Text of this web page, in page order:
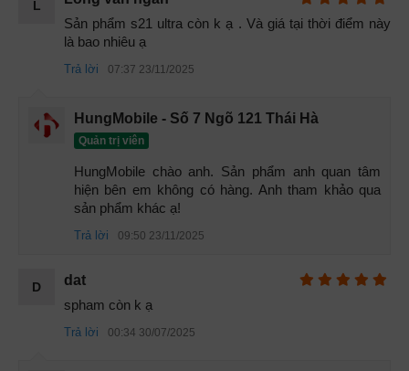
Cụm mô đun phía sau
Một thiết kế khá ngớ ngẩn chính là loa thoại bên phải và
khay sim bên trái. Điều này sẽ dễ gây sự nhầm lẫn khi sử
L
Sản phẩm s21 ultra còn k ạ . Và giá tại thời điểm này
là bao nhiêu ạ
Trả lời 07:37 23/11/2025
HungMobile - Số 7 Ngõ 121 Thái Hà
Quản trị viên
HungMobile chào anh. Sản phẩm anh quan tâm
hiện bên em không có hàng. Anh tham khảo qua
sản phẩm khác ạ!
Trả lời 09:50 23/11/2025
D
dat
spham còn k ạ
Trả lời 00:34 30/07/2025